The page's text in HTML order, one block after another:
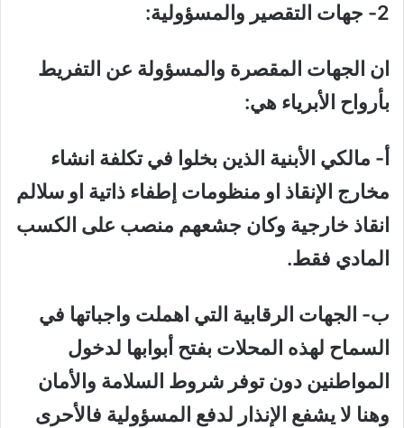
2- جهات التقصير والمسؤولية:
ان الجهات المقصرة والمسؤولة عن التفريط
بأرواح الأبرياء هي:
أ‌- مالكي الأبنية الذين بخلوا في تكلفة انشاء
مخارج الإنقاذ او منظومات إطفاء ذاتية او سلالم
انقاذ خارجية وكان جشعهم منصب على الكسب
المادي فقط.
ب‌- الجهات الرقابية التي اهملت واجباتها في
السماح لهذه المحلات بفتح أبوابها لدخول
المواطنين دون توفر شروط السلامة والأمان
وهنا لا يشفع الإنذار لدفع المسؤولية فالأحرى